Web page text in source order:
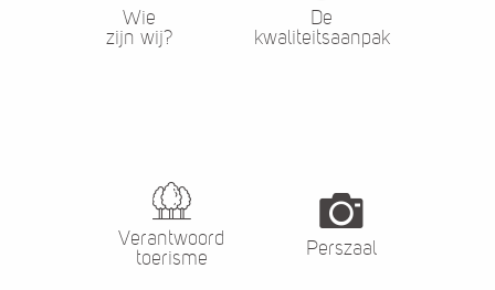
Wie
zijn wij?
De
kwaliteitsaanpak
Verantwoord
toerisme
Perszaal